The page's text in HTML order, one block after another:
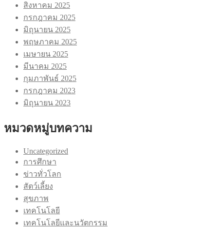
สิงหาคม 2025
กรกฎาคม 2025
มิถุนายน 2025
พฤษภาคม 2025
เมษายน 2025
มีนาคม 2025
กุมภาพันธ์ 2025
กรกฎาคม 2023
มิถุนายน 2023
หมวดหมู่บทความ
Uncategorized
การศึกษา
ข่าวทั่วโลก
สัตว์เลี้ยง
สุขภาพ
เทคโนโลยี
เทคโนโลยีและนวัตกรรม